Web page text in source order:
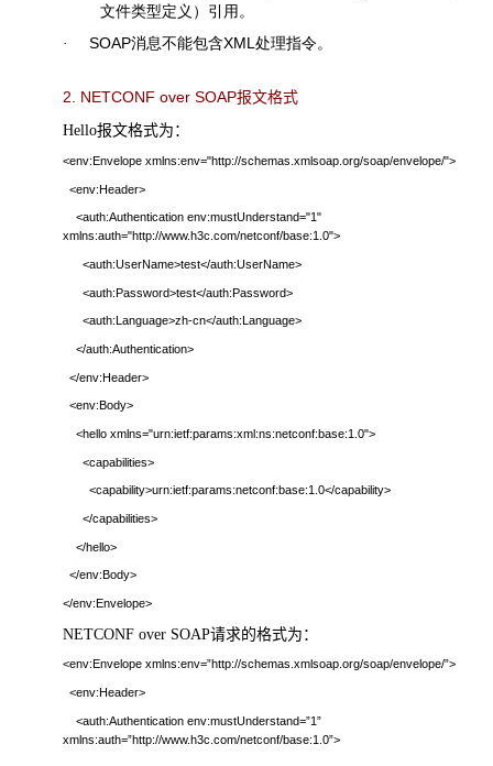
文件类型定义）引用。
· SOAP消息不能包含XML 处理指令。
2. NETCONF over SOAP报文格式
Hello报文格式为：
<env:Envelope xmlns:env="http://schemas.xmlsoap.org/soap/envelope/">
<env:Header>
<auth:Authentication env:mustUnderstand="1"
xmlns:auth="http://www.h3c.com/netconf/base:1.0">
<auth:UserName>test</auth:UserName>
<auth:Password>test</auth:Password>
<auth:Language>zh-cn</auth:Language>
</auth:Authentication>
</env:Header>
<env:Body>
<hello xmlns="urn:ietf:params:xml:ns:netconf:base:1.0">
<capabilities>
<capability>urn:ietf:params:netconf:base:1.0</capability>
</capabilities>
</hello>
</env:Body>
</env:Envelope>
NETCONF over SOAP请求的格式为：
<env:Envelope xmlns:env=”http://schemas.xmlsoap.org/soap/envelope/”>
<env:Header>
<auth:Authentication env:mustUnderstand=”1”
xmlns:auth=”http://www.h3c.com/netconf/base:1.0”>